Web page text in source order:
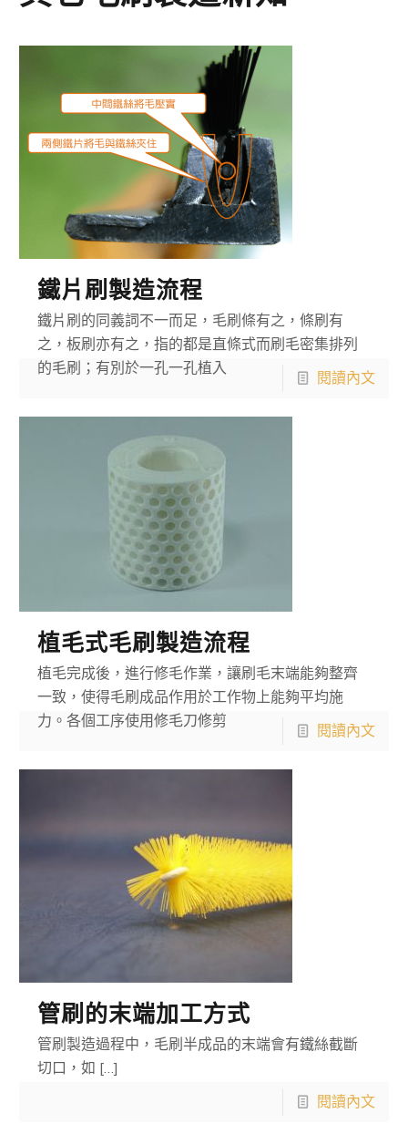
鐵片刷製造流程
鐵片刷的同義詞不一而足，毛刷條有之，條刷有
之，板刷亦有之，指的都是直條式而刷毛密集排列
的毛刷；有別於一孔一孔植入
閱讀內文
植毛式毛刷製造流程
植毛完成後，進行修毛作業，讓刷毛末端能夠整齊
一致，使得毛刷成品作用於工作物上能夠平均施
力。各個工序使用修毛刀修剪
閱讀內文
管刷的末端加工方式
管刷製造過程中，毛刷半成品的末端會有鐵絲截斷
切口，如 […]
閱讀內文